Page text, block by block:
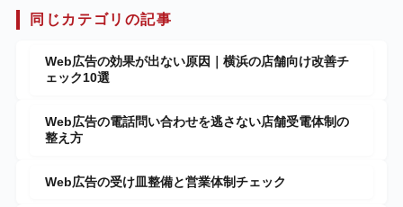
同じカテゴリの記事
Web広告の効果が出ない原因｜横浜の店舗向け改善チ
ェック10選
Web広告の電話問い合わせを逃さない店舗受電体制の
整え方
Web広告の受け皿整備と営業体制チェック